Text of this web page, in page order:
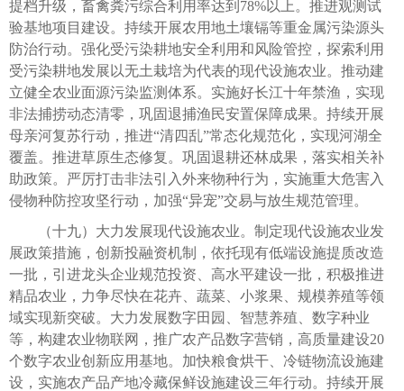
提档升级，畜禽粪污综合利用率达到78%以上。推进观测试
验基地项目建设。持续开展农用地土壤镉等重金属污染源头
防治行动。强化受污染耕地安全利用和风险管控，探索利用
受污染耕地发展以无土栽培为代表的现代设施农业。推动建
立健全农业面源污染监测体系。实施好长江十年禁渔，实现
非法捕捞动态清零，巩固退捕渔民安置保障成果。持续开展
母亲河复苏行动，推进“清四乱”常态化规范化，实现河湖全
覆盖。推进草原生态修复。巩固退耕还林成果，落实相关补
助政策。严厉打击非法引入外来物种行为，实施重大危害入
侵物种防控攻坚行动，加强“异宠”交易与放生规范管理。
（十九）大力发展现代设施农业。制定现代设施农业发
展政策措施，创新投融资机制，依托现有低端设施提质改造
一批，引进龙头企业规范投资、高水平建设一批，积极推进
精品农业，力争尽快在花卉、蔬菜、小浆果、规模养殖等领
域实现新突破。大力发展数字田园、智慧养殖、数字种业
等，构建农业物联网，推广农产品数字营销，高质量建设20
个数字农业创新应用基地。加快粮食烘干、冷链物流设施建
设，实施农产品产地冷藏保鲜设施建设三年行动。持续开展